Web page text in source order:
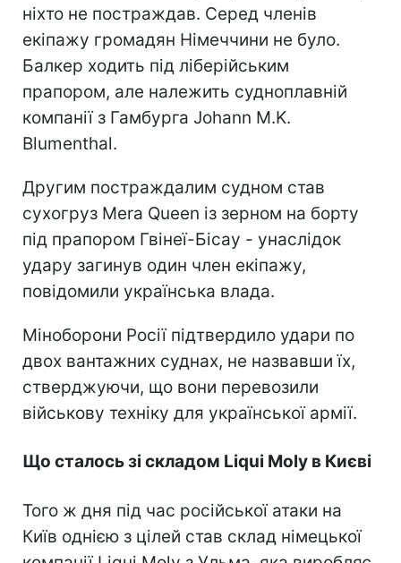
ніхто не постраждав. Серед членів
екіпажу громадян Німеччини не було.
Балкер ходить під ліберійським
прапором, але належить судноплавній
компанії з Гамбурга Johann M.K.
Blumenthal.
Другим постраждалим судном став
сухогруз Mera Queen із зерном на борту
під прапором Гвінеї-Бісау - унаслідок
удару загинув один член екіпажу,
повідомили українська влада.
Міноборони Росії підтвердило удари по
двох вантажних суднах, не назвавши їх,
стверджуючи, що вони перевозили
військову техніку для української армії.
Що сталось зі складом Liqui Moly в Києві
Того ж дня під час російської атаки на
Київ однією з цілей став склад німецької